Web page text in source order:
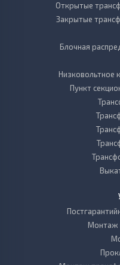
Открытые
Закрытые
Блочная
Низковольтное
Пункт
Монтаж